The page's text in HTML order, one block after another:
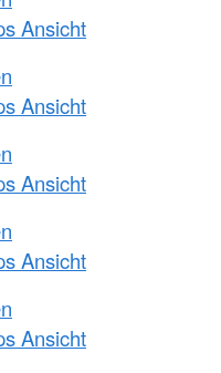
Ansicht
Ansicht
Ansicht
Ansicht
Ansicht